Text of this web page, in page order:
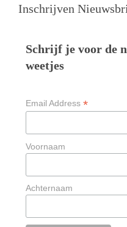
Inschrijven
Schrijf je voor de
weetjes
Email Address *
Voornaam
Achternaam